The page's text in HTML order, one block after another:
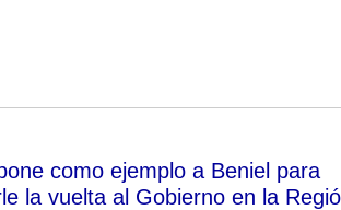
como ejemplo a Beniel para
la vuelta al Gobierno en la